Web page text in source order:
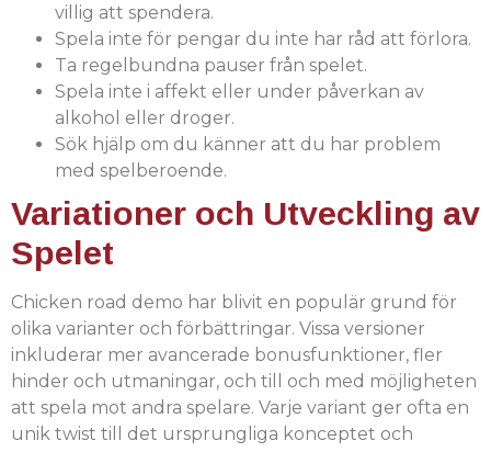
villig att spendera.
Spela inte för pengar du inte har råd att förlora.
Ta regelbundna pauser från spelet.
Spela inte i affekt eller under påverkan av
alkohol eller droger.
Sök hjälp om du känner att du har problem
med spelberoende.
Variationer och Utveckling av
Spelet
Chicken road demo har blivit en populär grund för
olika varianter och förbättringar. Vissa versioner
inkluderar mer avancerade bonusfunktioner, fler
hinder och utmaningar, och till och med möjligheten
att spela mot andra spelare. Varje variant ger ofta en
unik twist till det ursprungliga konceptet och